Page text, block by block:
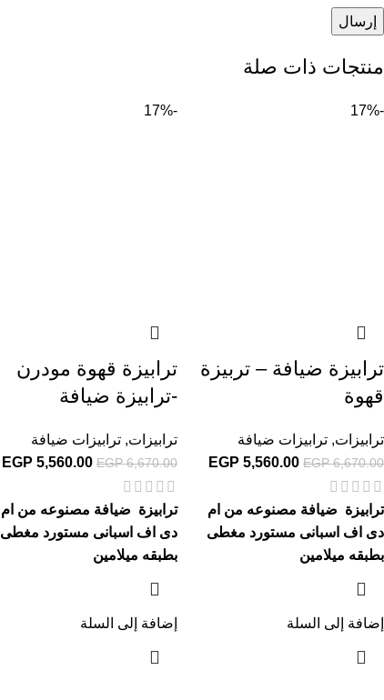
منتجات ذات صلة
-17%
ترابيزة ضيافة – تربيزة
قهوة
ترابيزات, ترابيزات ضيافة
EGP6,670.00
EGP 5,560.00
ترابيزة ضيافة مصنوعه من ام
دى اف اسبانى مستورد مغطى
بطبقه ميلامين
إضافة إلى السلة
-17%
ترابيزة قهوة مودرن
-ترابيزة ضيافة
ترابيزات,ترابيزات ضيافة
EGP6,670.00
EGP 5,560.00
ترابيزة ضيافة مصنوعه من ام
دى اف اسبانى مستورد مغطى
بطبقه ميلامين
إضافة إلى السلة